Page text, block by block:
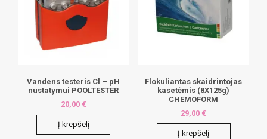
Vandens testeris Cl – pH
nustatymui POOLTESTER
20,00 €
Į krepšelį
Flokuliantas skaidrintojas
kasetėmis (8X125g)
CHEMOFORM
29,00 €
Į krepšelį